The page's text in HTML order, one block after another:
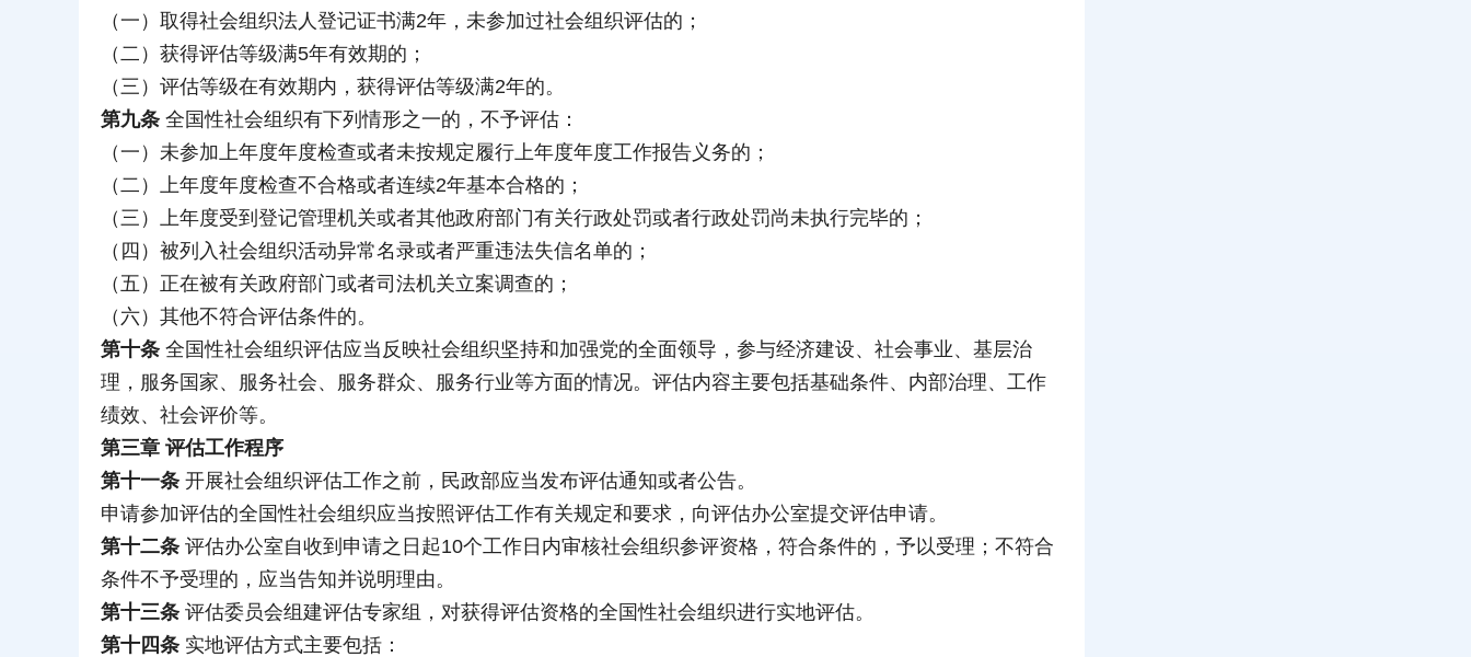
（一）取得社会组织法人登记证书满2年，未参加过社会组织评估的；
（二）获得评估等级满5年有效期的；
（三）评估等级在有效期内，获得评估等级满2年的。
第九条 全国性社会组织有下列情形之一的，不予评估：
（一）未参加上年度年度检查或者未按规定履行上年度年度工作报告义务的；
（二）上年度年度检查不合格或者连续2年基本合格的；
（三）上年度受到登记管理机关或者其他政府部门有关行政处罚或者行政处罚尚未执行完毕的；
（四）被列入社会组织活动异常名录或者严重违法失信名单的；
（五）正在被有关政府部门或者司法机关立案调查的；
（六）其他不符合评估条件的。
第十条 全国性社会组织评估应当反映社会组织坚持和加强党的全面领导，参与经济建设、社会事业、基层治
理，服务国家、服务社会、服务群众、服务行业等方面的情况。评估内容主要包括基础条件、内部治理、工作
绩效、社会评价等。
第三章 评估工作程序
第十一条 开展社会组织评估工作之前，民政部应当发布评估通知或者公告。
申请参加评估的全国性社会组织应当按照评估工作有关规定和要求，向评估办公室提交评估申请。
第十二条 评估办公室自收到申请之日起10个工作日内审核社会组织参评资格，符合条件的，予以受理；不符合
条件不予受理的，应当告知并说明理由。
第十三条 评估委员会组建评估专家组，对获得评估资格的全国性社会组织进行实地评估。
第十四条 实地评估方式主要包括：